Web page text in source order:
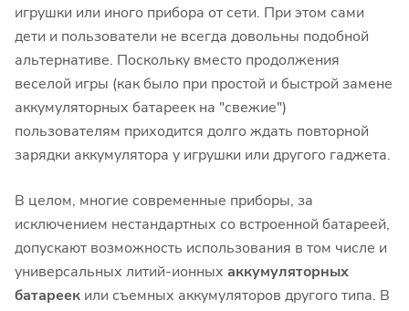
игрушки или иного прибора от сети. При этом сами
дети и пользователи не всегда довольны подобной
альтернативе. Поскольку вместо продолжения
веселой игры (как было при простой и быстрой замене
аккумуляторных батареек на "свежие")
пользователям приходится долго ждать повторной
зарядки аккумулятора у игрушки или другого гаджета.
В целом, многие современные приборы, за
исключением нестандартных со встроенной батареей,
допускают возможность использования в том числе и
универсальных литий-ионных аккумуляторных
батареек или съемных аккумуляторов другого типа. В